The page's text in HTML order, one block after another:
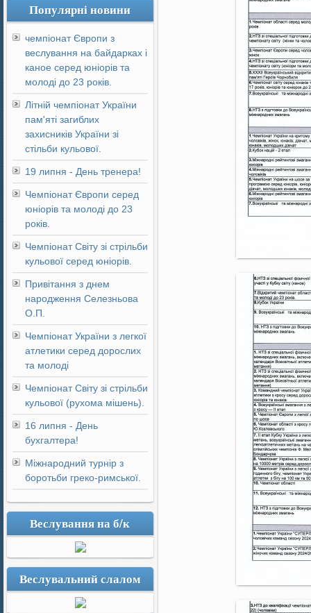
Популярні новини
чемпіонат Європи з
веслування на байдарках і
каное серед юніорів та
молоді до 23 років.
Літній чемпіонат України
пам'яті загиблих
захисників України зі
стільби кульової.
19 липня - День тренера!
Чемпіонат Європи серед
юніорів та молоді до 23
років.
Чемпіонат Світу зі стрільби
кульової серед юніорів.
Привітання з днем
народження Селезньова
О.П.
Чемпіонат України з легкої
атлетики серед дорослих
та молоді
Чемпіонат Світу зі стрільби
кульової (рухома мішень).
16 липня - День
бухгалтера!
Міжнародний турнір з
боротьби греко-римської.
Веслування на б/к
Веслувальний слалом